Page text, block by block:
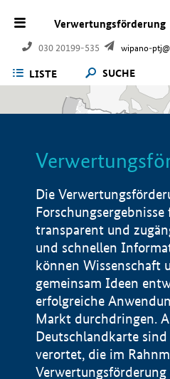
Verwertungsförderung
030 20199-535 wipano-
LISTE SUCHE
Die
transparent und
und schnellen
können Wissenschaft
gemeinsam Ideen
erfolgreiche
Markt durchdringen.
Deutschlandkarte
verortet, die im